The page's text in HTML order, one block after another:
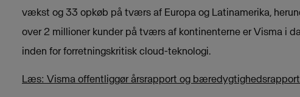
vækst og 33 opkøb på tværs af Europa og Latinamerika,
over 2 millioner kunder på tværs af kontinenterne er Visma i
inden for forretningskritisk cloud-teknologi.
Læs: Visma offentliggør årsrapport og